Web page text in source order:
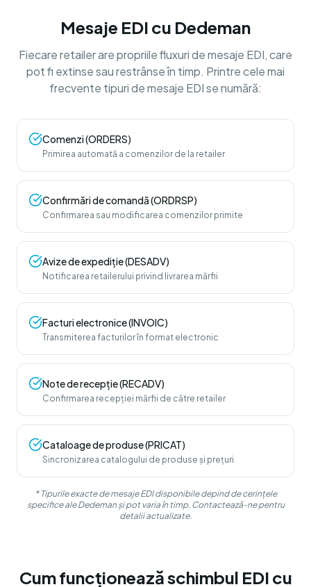
Mesaje EDI cu Dedeman
Fiecare retailer are propriile fluxuri de mesaje EDI, care
pot fi extinse sau restrânse în timp. Printre cele mai
frecvente tipuri de mesaje EDI se numără:
Comenzi (ORDERS)
Primirea automată a comenzilor de la retailer
Confirmări de comandă (ORDRSP)
Confirmarea sau modificarea comenzilor primite
Avize de expediție (DESADV)
Notificarea retailerului privind livrarea mărfii
Facturi electronice (INVOIC)
Transmiterea facturilor în format electronic
Note de recepție (RECADV)
Confirmarea recepției mărfii de către retailer
Cataloage de produse (PRICAT)
Sincronizarea catalogului de produse și prețuri
* Tipurile exacte de mesaje EDI disponibile depind de cerințele
specifice ale Dedeman și pot varia în timp. Contactează-ne pentru
detalii actualizate.
Cum funcționează schimbul EDI cu